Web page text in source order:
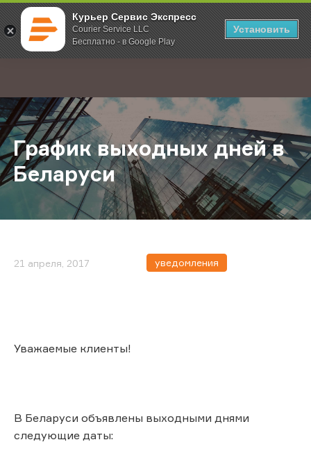
Курьер Сервис Экспресс
Courier Service LLC
Бесплатно - в Google Play
Установить
; Главная О компании Новости График выходных дней в Беларуси
График выходных дней в
Беларуси
21 апреля, 2017 уведомления
Уважаемые клиенты!
В Беларуси объявлены выходными днями
следующие даты: